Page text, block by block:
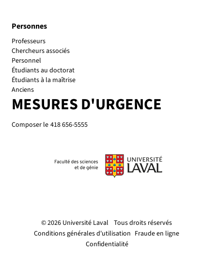
© 2026 Université Laval Tous droits réservés
Conditions générales d'utilisation Fraude en ligne
Confidentialité
Personnes
Personnel
Étudiants au doctorat
Étudiants à la maîtrise
Anciens
MESURES D'URGENCE
Composer le 418 656-5555